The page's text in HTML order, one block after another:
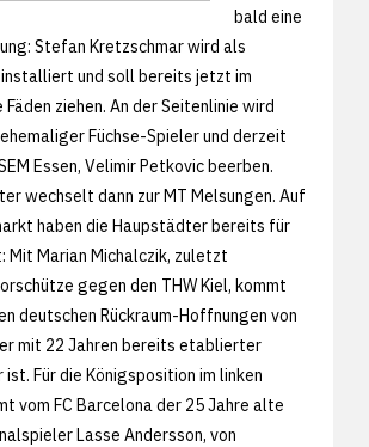
bald eine
Stefan Kretzschmar wird als
und soll bereits jetzt im
ziehen. An der Seitenlinie wird
Füchse-Spieler und derzeit
Essen, Velimir Petkovic beerben.
wechselt dann zur MT Melsungen. Auf
haben die Haupstädter bereits für
Mit Marian Michalczik, zuletzt
gegen den THW Kiel, kommt
deutschen Rückraum-Hoffnungen von
mit 22 Jahren bereits etablierter
Für die Königsposition im linken
vom FC Barcelona der 25 Jahre alte
Lasse Andersson, von